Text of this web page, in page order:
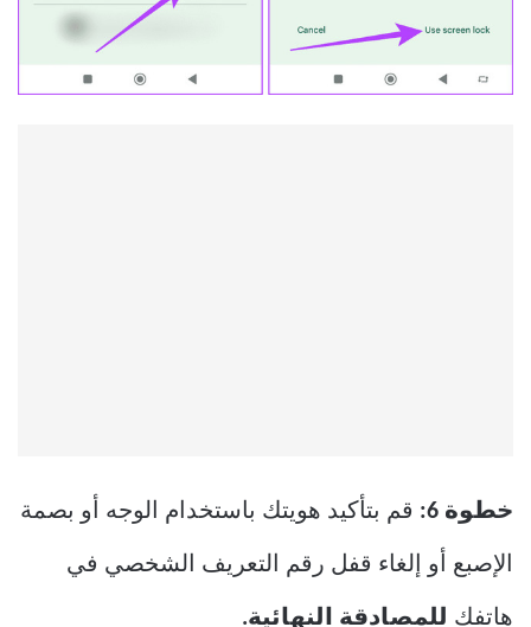
خطوة 6: قم بتأكيد هويتك باستخدام الوجه أو بصمة
الإصبع أو إلغاء قفل رقم التعريف الشخصي في
هاتفك للمصادقة النهائية.